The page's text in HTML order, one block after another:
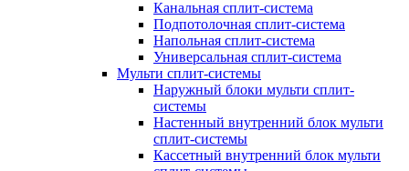
Канальная сплит-система
Подпотолочная сплит-система
Напольная сплит-система
Универсальная сплит-система
Мульти сплит-системы
Наружный блоки мульти сплит-
системы
Настенный внутренний блок мульти
сплит-системы
Кассетный внутренний блок мульти